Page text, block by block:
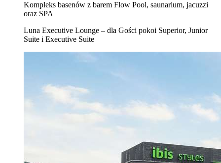
Kompleks basenów z barem Flow Pool, saunarium, jacuzzi
oraz SPA
Luna Executive Lounge – dla Gości pokoi Superior, Junior
Suite i Executive Suite